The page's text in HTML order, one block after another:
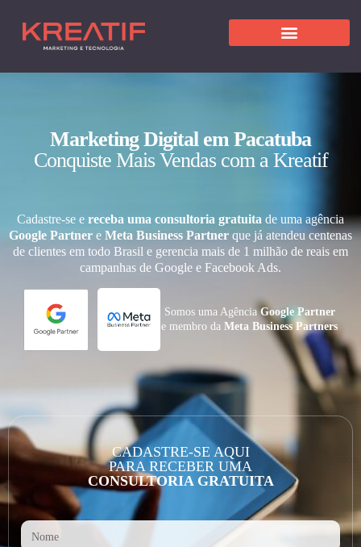
Marketing Digital em Pacatuba
Conquiste Mais Vendas com a Kreatif
Cadastre-se e receba uma consultoria gratuita de uma agência
Google Partner e Meta Business Partner que já atendeu centenas
de clientes em todo Brasil e gerencia mais de 1 milhão de reais em
campanhas de Google e Facebook Ads.
Somos uma AgênciaGoogle Partner
e membro daMeta Business Partners
CADASTRE-SE AQUI
PARA RECEBER UMA
CONSULTORIA GRATUITA